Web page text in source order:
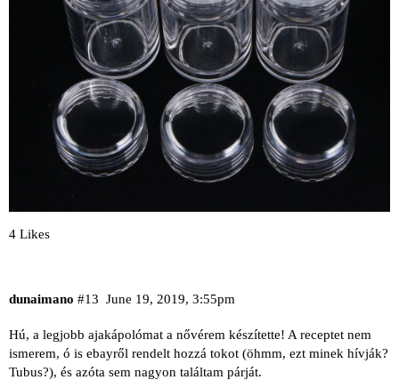
4 Likes
dunaimano June 19, 2019, 3:55pm
#13
Hú, a legjobb ajakápolómat a nővérem készítette! A receptet nem
ismerem, ó is ebayről rendelt hozzá tokot (öhmm, ezt minek hívják?
Tubus?), és azóta sem nagyon találtam párját.